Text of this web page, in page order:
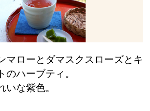
マローとダマスクスローズとキ
のハーブティ。
いな紫色。